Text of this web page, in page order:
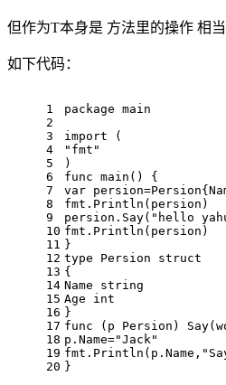
但作为T本身是 方法里的操作 相
如下代码：
1
2
3
4
5
6
7
8
9
10
11
12
13
14
15
16
17
18
19
20
package main
import (
"fmt"
)
func main ()
{
var
fmt.Println(persion)
persion.Say( "hello
fmt.Println(persion)
}
type Persion struct
{
Name string
Age int
}
func
(p Persion)
p.Name="Jack"
fmt.Println(p.Name,
}